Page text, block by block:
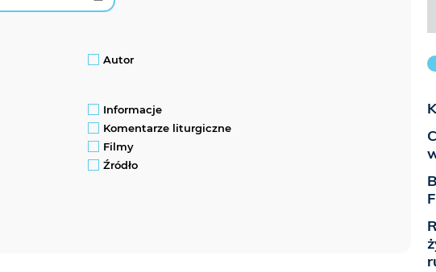
Autor
Informacje
Komentarze liturgiczne
Filmy
Źródło